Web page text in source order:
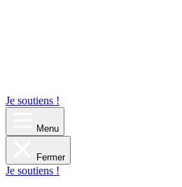
Je soutiens !
Menu
Fermer
Je soutiens !